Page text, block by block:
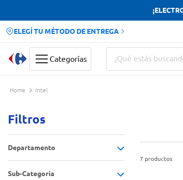
ELEGÍ TU MÉTODO DE ENTREGA
Categorías
¿Qué estás buscando hoy?
Intel
Filtros
Departamento
Electro y tecnología
Sub-Categoría
7 productos
Términos más buscados
Cerveza